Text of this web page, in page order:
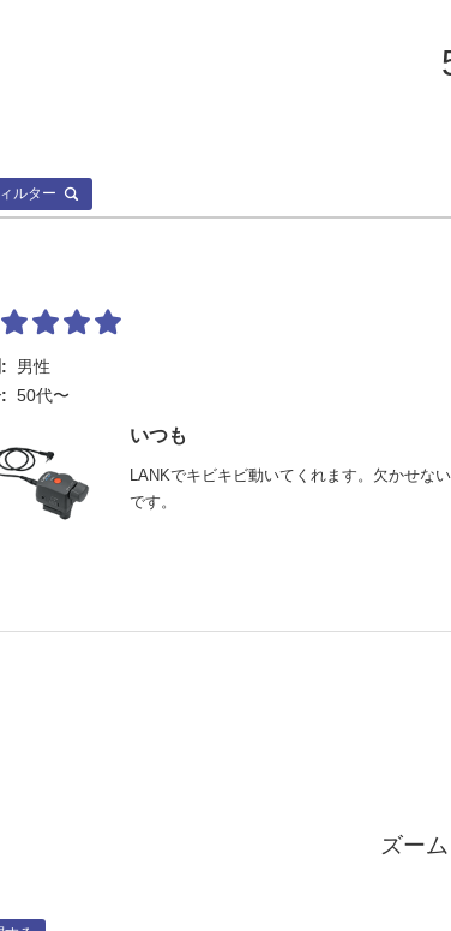
ルター
男性
50代〜
いつも
LANKでキビキビ動いてくれます。欠かせな
です。
ズー